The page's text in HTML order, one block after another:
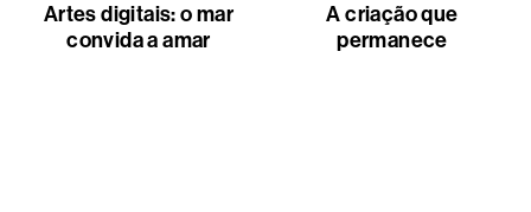
Artes digitais: o mar
convida a amar
A criação que
permanece